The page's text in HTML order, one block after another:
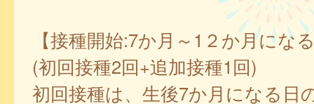
【接種開始:7か月～1２か月にな
(初回接種2回+追加接種1回)
初回接種は、生後7か月になる日